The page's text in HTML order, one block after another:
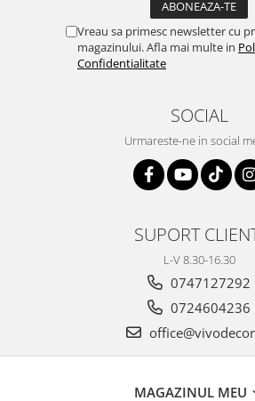
Vreau sa primesc newsletter cu
magazinului. Afla mai multe in
Confidentialitate
SOCIAL
Urmareste-ne in social
SUPORT
L-V 8.30-16.30
0747127292
0724604236
MAGAZINUL MEU